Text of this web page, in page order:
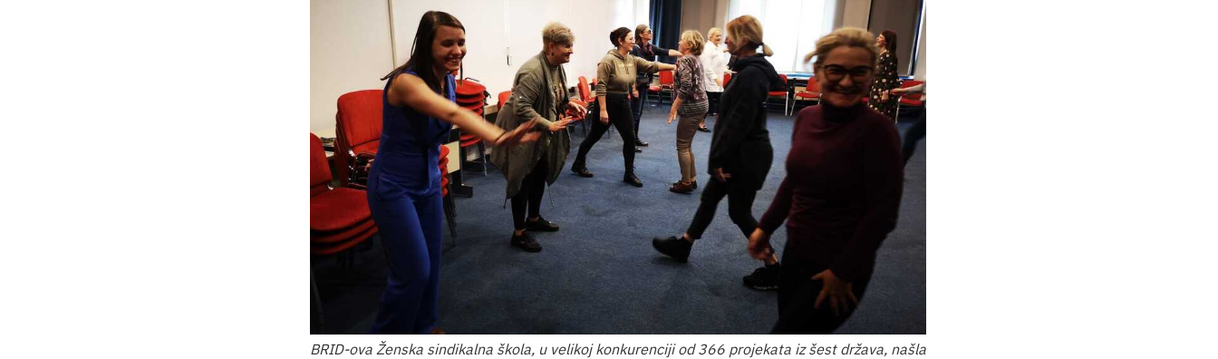
BRID-ova Ženska sindikalna škola, u velikoj konkurenciji od 366 projekata iz šest država, našla